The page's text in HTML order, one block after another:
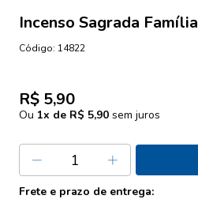
Incenso Sagrada Família
Código: 14822
R$ 5,90
Ou 1x de R$ 5,90 sem juros
Frete e prazo de entrega: